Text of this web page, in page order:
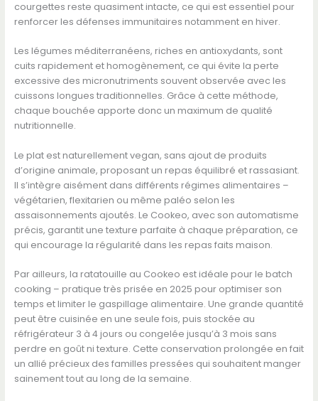
courgettes reste quasiment intacte, ce qui est essentiel pour
renforcer les défenses immunitaires notamment en hiver.
Les légumes méditerranéens, riches en antioxydants, sont
cuits rapidement et homogènement, ce qui évite la perte
excessive des micronutriments souvent observée avec les
cuissons longues traditionnelles. Grâce à cette méthode,
chaque bouchée apporte donc un maximum de qualité
nutritionnelle.
Le plat est naturellement vegan, sans ajout de produits
d’origine animale, proposant un repas équilibré et rassasiant.
Il s’intègre aisément dans différents régimes alimentaires –
végétarien, flexitarien ou même paléo selon les
assaisonnements ajoutés. Le Cookeo, avec son automatisme
précis, garantit une texture parfaite à chaque préparation, ce
qui encourage la régularité dans les repas faits maison.
Par ailleurs, la ratatouille au Cookeo est idéale pour le batch
cooking – pratique très prisée en 2025 pour optimiser son
temps et limiter le gaspillage alimentaire. Une grande quantité
peut être cuisinée en une seule fois, puis stockée au
réfrigérateur 3 à 4 jours ou congelée jusqu’à 3 mois sans
perdre en goût ni texture. Cette conservation prolongée en fait
un allié précieux des familles pressées qui souhaitent manger
sainement tout au long de la semaine.